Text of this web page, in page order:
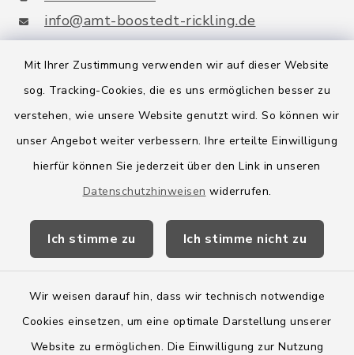
Mit Ihrer Zustimmung verwenden wir auf dieser Website
sog. Tracking-Cookies, die es uns ermöglichen besser zu
verstehen, wie unsere Website genutzt wird. So können wir
unser Angebot weiter verbessern. Ihre erteilte Einwilligung
hierfür können Sie jederzeit über den Link in unseren
Datenschutzhinweisen widerrufen.
Ich stimme zu Ich stimme nicht zu
Wir weisen darauf hin, dass wir technisch notwendige
Cookies einsetzen, um eine optimale Darstellung unserer
Website zu ermöglichen. Die Einwilligung zur Nutzung
info@amt-boostedt-rickling.de
Quicklinks
Amt Boostedt-Rickling
Amtsbroschüre
Wege-Zweckverband